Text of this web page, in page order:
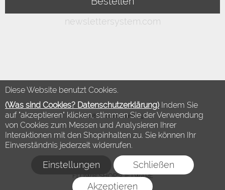
Diese Website benutzt Cookies.
(Was sind Cookies? Datenschutzerklärung) Indem Sie
auf "akzeptieren" klicken, stimmen Sie der Verwendung
von Cookies zum Messen und Analysieren Ihrer
Interaktionen mit den Shopinhalten zu. Sie können Ihr
Einverständnis jederzeit widerrufen.
Einstellungen Schließen
Akzeptieren
©2018 Modewelt Hamburg
FLOW® SHOPSOFTWARE